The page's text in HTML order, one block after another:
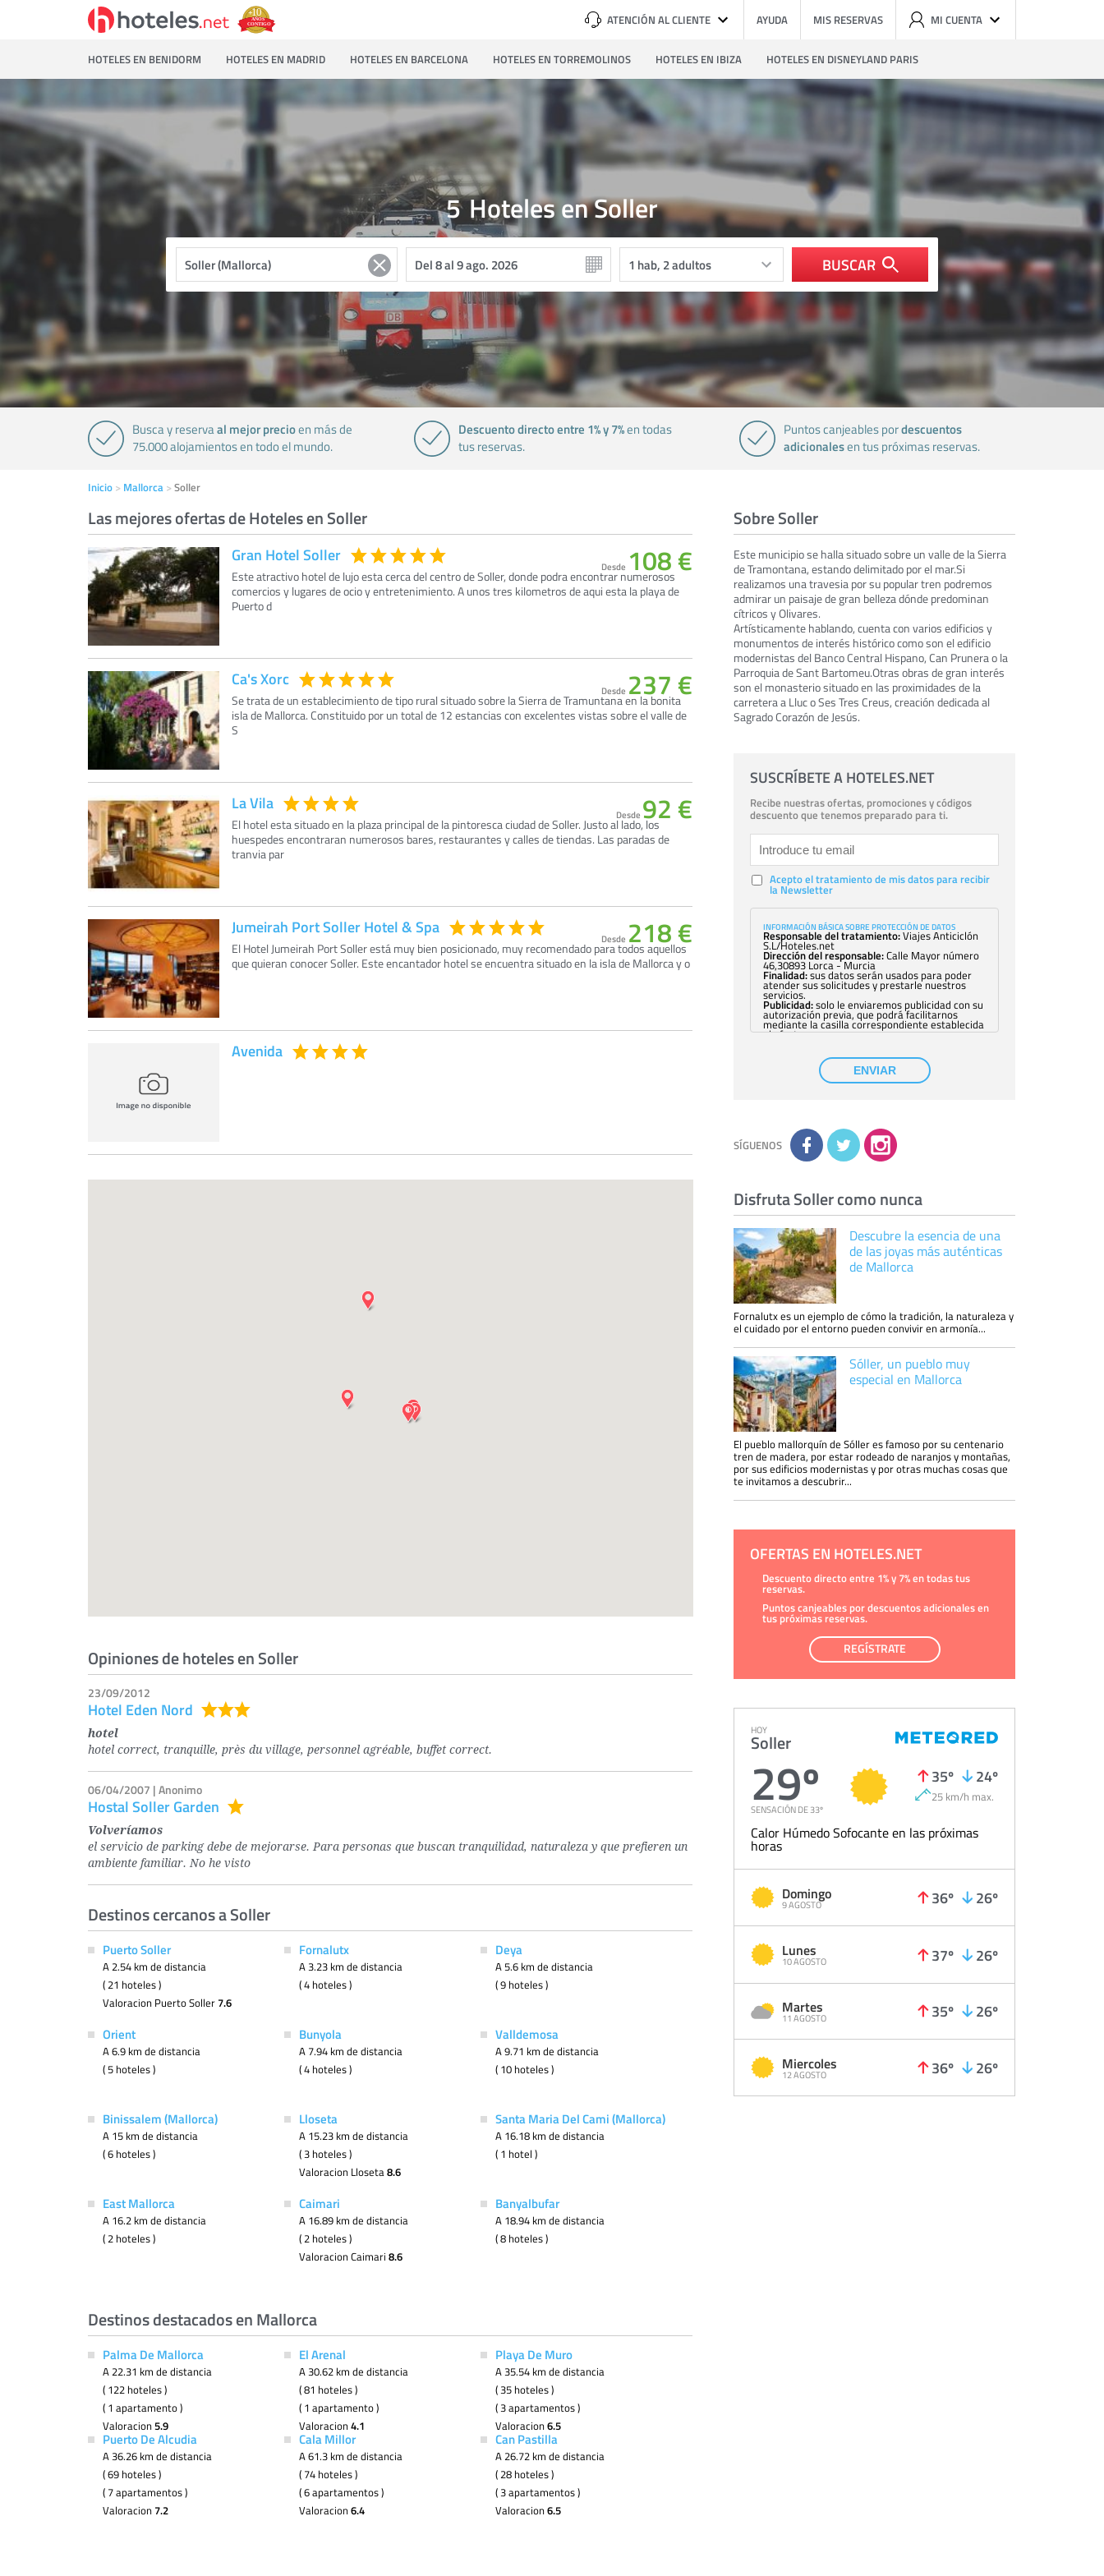
ATENCIÓN AL CLIENTE AYUDA MIS RESERVAS MI CUENTA
HOTELES EN BENIDORM HOTELES EN MADRID HOTELES EN BARCELONA HOTELES EN TORREMOLINOS HOTELES EN IBIZA HOTELES EN DISNEYLAND PARIS
Hoteles en Soller
5
BUSCAR
Busca y reservaal mejor precioen más de
75.000 alojamientos en todo el mundo.
Descuento directo entre 1% y 7%en todas
tus reservas.
Puntos canjeables pordescuentos
adicionalesen tus próximas reservas.
Inicio Mallorca Soller
Las mejores ofertas de Hoteles en Soller
Gran Hotel Soller
Este atractivo hotel de lujo esta cerca del centro de Soller, donde podra encontrar numerosos
comercios y lugares de ocio y entretenimiento. A unos tres kilometros de aqui esta la playa de
Puerto d
Desde 108 €
Ca's Xorc
Se trata de un establecimiento de tipo rural situado sobre la Sierra de Tramuntana en la bonita
isla de Mallorca. Constituido por un total de 12 estancias con excelentes vistas sobre el valle de
S
Desde 237 €
La Vila
El hotel esta situado en la plaza principal de la pintoresca ciudad de Soller. Justo al lado, los
huespedes encontraran numerosos bares, restaurantes y calles de tiendas. Las paradas de
tranvia par
Desde 92 €
Jumeirah Port Soller Hotel & Spa
El Hotel Jumeirah Port Soller está muy bien posicionado, muy recomendado para todos aquellos
que quieran conocer Soller. Este encantador hotel se encuentra situado en la isla de Mallorca y o
Desde 218 €
Avenida
Opiniones de hoteles en Soller
23/09/2012
Hotel Eden Nord
hotel
hotel correct, tranquille, près du village, personnel agréable, buffet correct.
06/04/2007 | Anonimo
Hostal Soller Garden
Volveríamos
el servicio de parking debe de mejorarse. Para personas que buscan tranquilidad, naturaleza y que prefieren un
ambiente familiar. No he visto
Destinos cercanos a Soller
Puerto Soller
A 2.54 km de distancia
( 21 hoteles )
Valoracion Puerto Soller 7.6
Fornalutx
A 3.23 km de distancia
( 4 hoteles )
Deya
A 5.6 km de distancia
( 9 hoteles )
Orient
A 6.9 km de distancia
( 5 hoteles )
Bunyola
A 7.94 km de distancia
( 4 hoteles )
Valldemosa
A 9.71 km de distancia
( 10 hoteles )
Binissalem (Mallorca)
A 15 km de distancia
( 6 hoteles )
Lloseta
A 15.23 km de distancia
( 3 hoteles )
Valoracion Lloseta8.6
Santa Maria Del Cami (Mallorca)
A 16.18 km de distancia
( 1 hotel )
East Mallorca
A 16.2 km de distancia
( 2 hoteles )
Caimari
A 16.89 km de distancia
( 2 hoteles )
Valoracion Caimari 8.6
Banyalbufar
A 18.94 km de distancia
( 8 hoteles )
Destinos destacados en Mallorca
Palma De Mallorca
A 22.31 km de distancia
( 122 hoteles )
( 1 apartamento )
Valoracion5.9
El Arenal
A 30.62 km de distancia
( 81 hoteles )
( 1 apartamento )
Valoracion4.1
Playa De Muro
A 35.54 km de distancia
( 35 hoteles )
( 3 apartamentos )
Valoracion6.5
Puerto De Alcudia
A 36.26 km de distancia
( 69 hoteles )
( 7 apartamentos )
Valoracion 7.2
Cala Millor
A 61.3 km de distancia
( 74 hoteles )
( 6 apartamentos )
Valoracion6.4
Can Pastilla
A 26.72 km de distancia
( 28 hoteles )
( 3 apartamentos )
Valoracion6.5
Sobre Soller
Este municipio se halla situado sobre un valle de la Sierra
de Tramontana, estando delimitado por el mar.Si
realizamos una travesia por su popular tren podremos
admirar un paisaje de gran belleza dónde predominan
cítricos y Olivares.
Artísticamente hablando, cuenta con varios edificios y
monumentos de interés histórico como son el edificio
modernistas del Banco Central Hispano, Can Prunera o la
Parroquia de Sant Bartomeu.Otras obras de gran interés
son el monasterio situado en las proximidades de la
carretera a Lluc o Ses Tres Creus, creación dedicada al
Sagrado Corazón de Jesús.
SUSCRÍBETE A HOTELES.NET
Recibe nuestras ofertas, promociones y códigos
descuento que tenemos preparado para ti.
Acepto el tratamiento de mis datos para recibir
la Newsletter
INFORMACIÓN BÁSICA SOBRE PROTECCIÓN DE DATOS
Responsable del tratamiento:Viajes Anticiclón
S.L/Hoteles.net
Dirección del responsable:Calle Mayor número
46,30893 Lorca - Murcia
Finalidad:sus datos serán usados para poder
atender sus solicitudes y prestarle nuestros
servicios.
Publicidad:solo le enviaremos publicidad con su
autorización previa, que podrá facilitarnos
mediante la casilla correspondiente establecida
al efecto.
con su consentimiento previo, que podrá
facilitarnos mediante la casilla correspondiente
establecida al efecto.
Destinatarios:con carácter general, sólo el
Derechos:tiene derecho a saber qué
información tenemos sobre usted, corregirla y
eliminarla, tal y como se explica en la
información adicional disponible en nuestra
la información adicional y detallada sobre cómo
tratamos sus datos en la política de privacidad
ENVIAR
SÍGUENOS
Disfruta Soller como nunca
Descubre la esencia de una
de las joyas más auténticas
de Mallorca
Fornalutx es un ejemplo de cómo la tradición, la naturaleza y
el cuidado por el entorno pueden convivir en armonía...
Sóller, un pueblo muy
especial en Mallorca
El pueblo mallorquín de Sóller es famoso por su centenario
tren de madera, por estar rodeado de naranjos y montañas,
por sus edificios modernistas y por otras muchas cosas que
te invitamos a descubrir...
OFERTAS EN HOTELES.NET
Descuento directo entre 1% y 7% en todas tus
reservas.
Puntos canjeables por descuentos adicionales en
tus próximas reservas.
REGÍSTRATE
HOY
Soller
29º
SENSACIÓN DE 33º
35º 24º
25 km/h max.
Calor Húmedo Sofocante en las próximas
horas
Domingo
9 AGOSTO 36º 26º
Lunes
10 AGOSTO 37º 26º
Martes
11 AGOSTO 35º 26º
Miercoles
12 AGOSTO 36º 26º